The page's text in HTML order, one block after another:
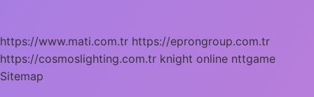
https://www.mati.com.tr https://eprongroup.com.tr
https://cosmoslighting.com.tr knight online nttgame
Sitemap